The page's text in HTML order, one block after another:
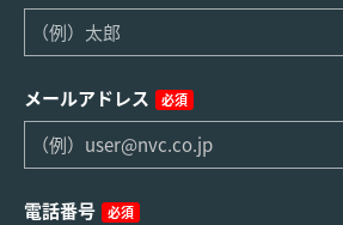
メールアドレス 必須
電話番号 必須